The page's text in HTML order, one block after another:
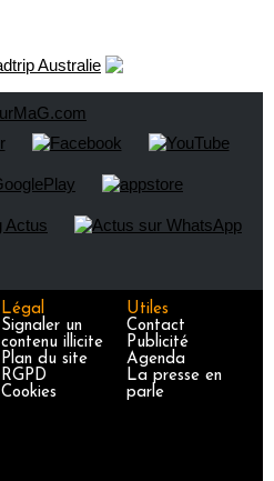
Légal
Signaler un
contenu illicite
Plan du site
RGPD
Cookies
Utiles
Contact
Publicité
Agenda
La presse en
parle